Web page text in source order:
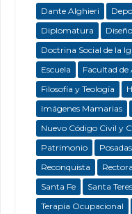
Dante Alghieri
Diplomatura
Doctrina Social de la
Escuela
Facultad
Filosofía y Teología
Imágenes Mamarias
Nuevo Código Civil y
Patrimonio
Posadas
Reconquista
Santa Fe
Santa
Terapia Ocupacional